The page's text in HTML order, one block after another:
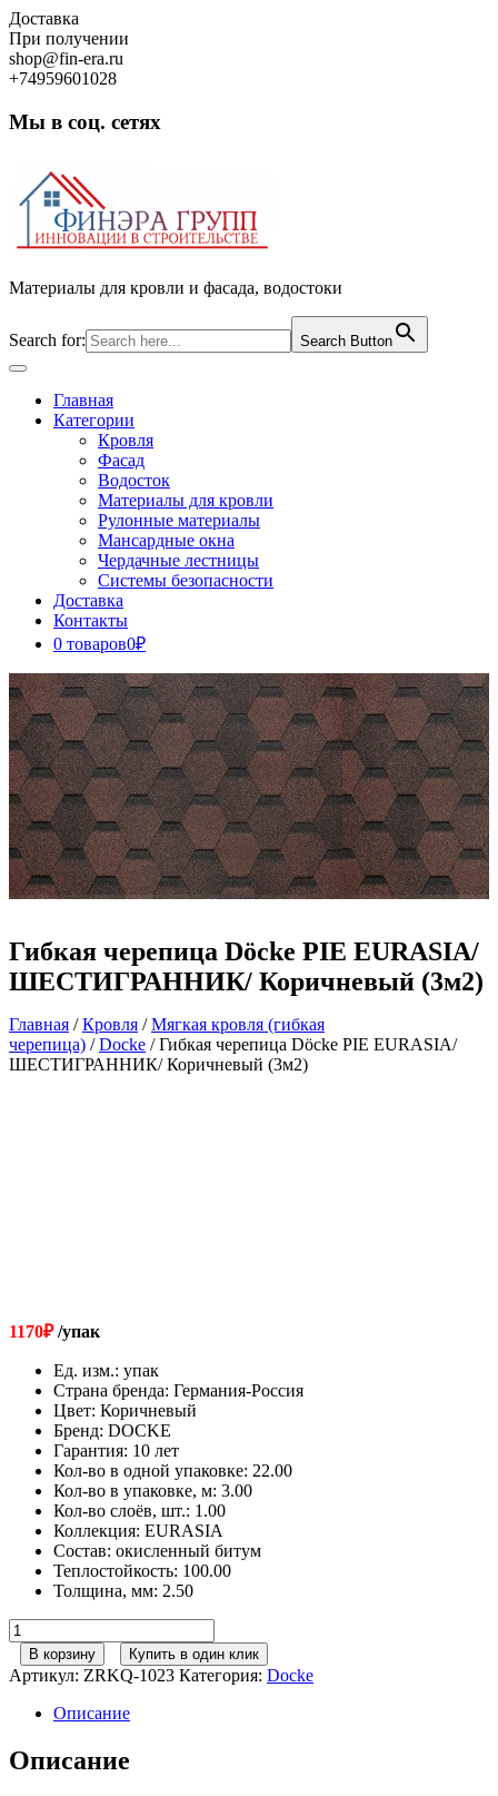
Skip
to
content
Доставка
При получении
shop@fin-era.ru
+74959601028
Мы в соц. сетях
Материалы для кровли и фасада, водостоки
Search for: Search Button
Open
ButtonГлавная
Категории
Кровля
Фасад
Водосток
Материалы для кровли
Рулонные материалы
Мансардные окна
Чердачные лестницы
Системы безопасности
Доставка
Контакты
0 товаров0₽
Close
Button
Гибкая черепица Döcke PIE EURASIA/
ШЕСТИГРАННИК/ Коричневый (3м2)
Главная /Кровля /Мягкая кровля (гибкая
черепица) /Docke / Гибкая черепица Döcke PIE EURASIA/
ШЕСТИГРАННИК/ Коричневый (3м2)
1170₽/упак
Ед. изм.: упак
Страна бренда: Германия-Россия
Цвет: Коричневый
Бренд: DOCKE
Гарантия: 10 лет
Кол-во в одной упаковке: 22.00
Кол-во в упаковке, м: 3.00
Кол-во слоёв, шт.: 1.00
Коллекция: EURASIA
Состав: окисленный битум
Теплостойкость: 100.00
Толщина, мм: 2.50
Количество
товара
Гибкая
черепица
Döcke
EURASIA/
ШЕСТИГРАННИК/
В корзину Купить в один клик
Артикул: ZRKQ-1023 Категория: Docke
Описание
Описание